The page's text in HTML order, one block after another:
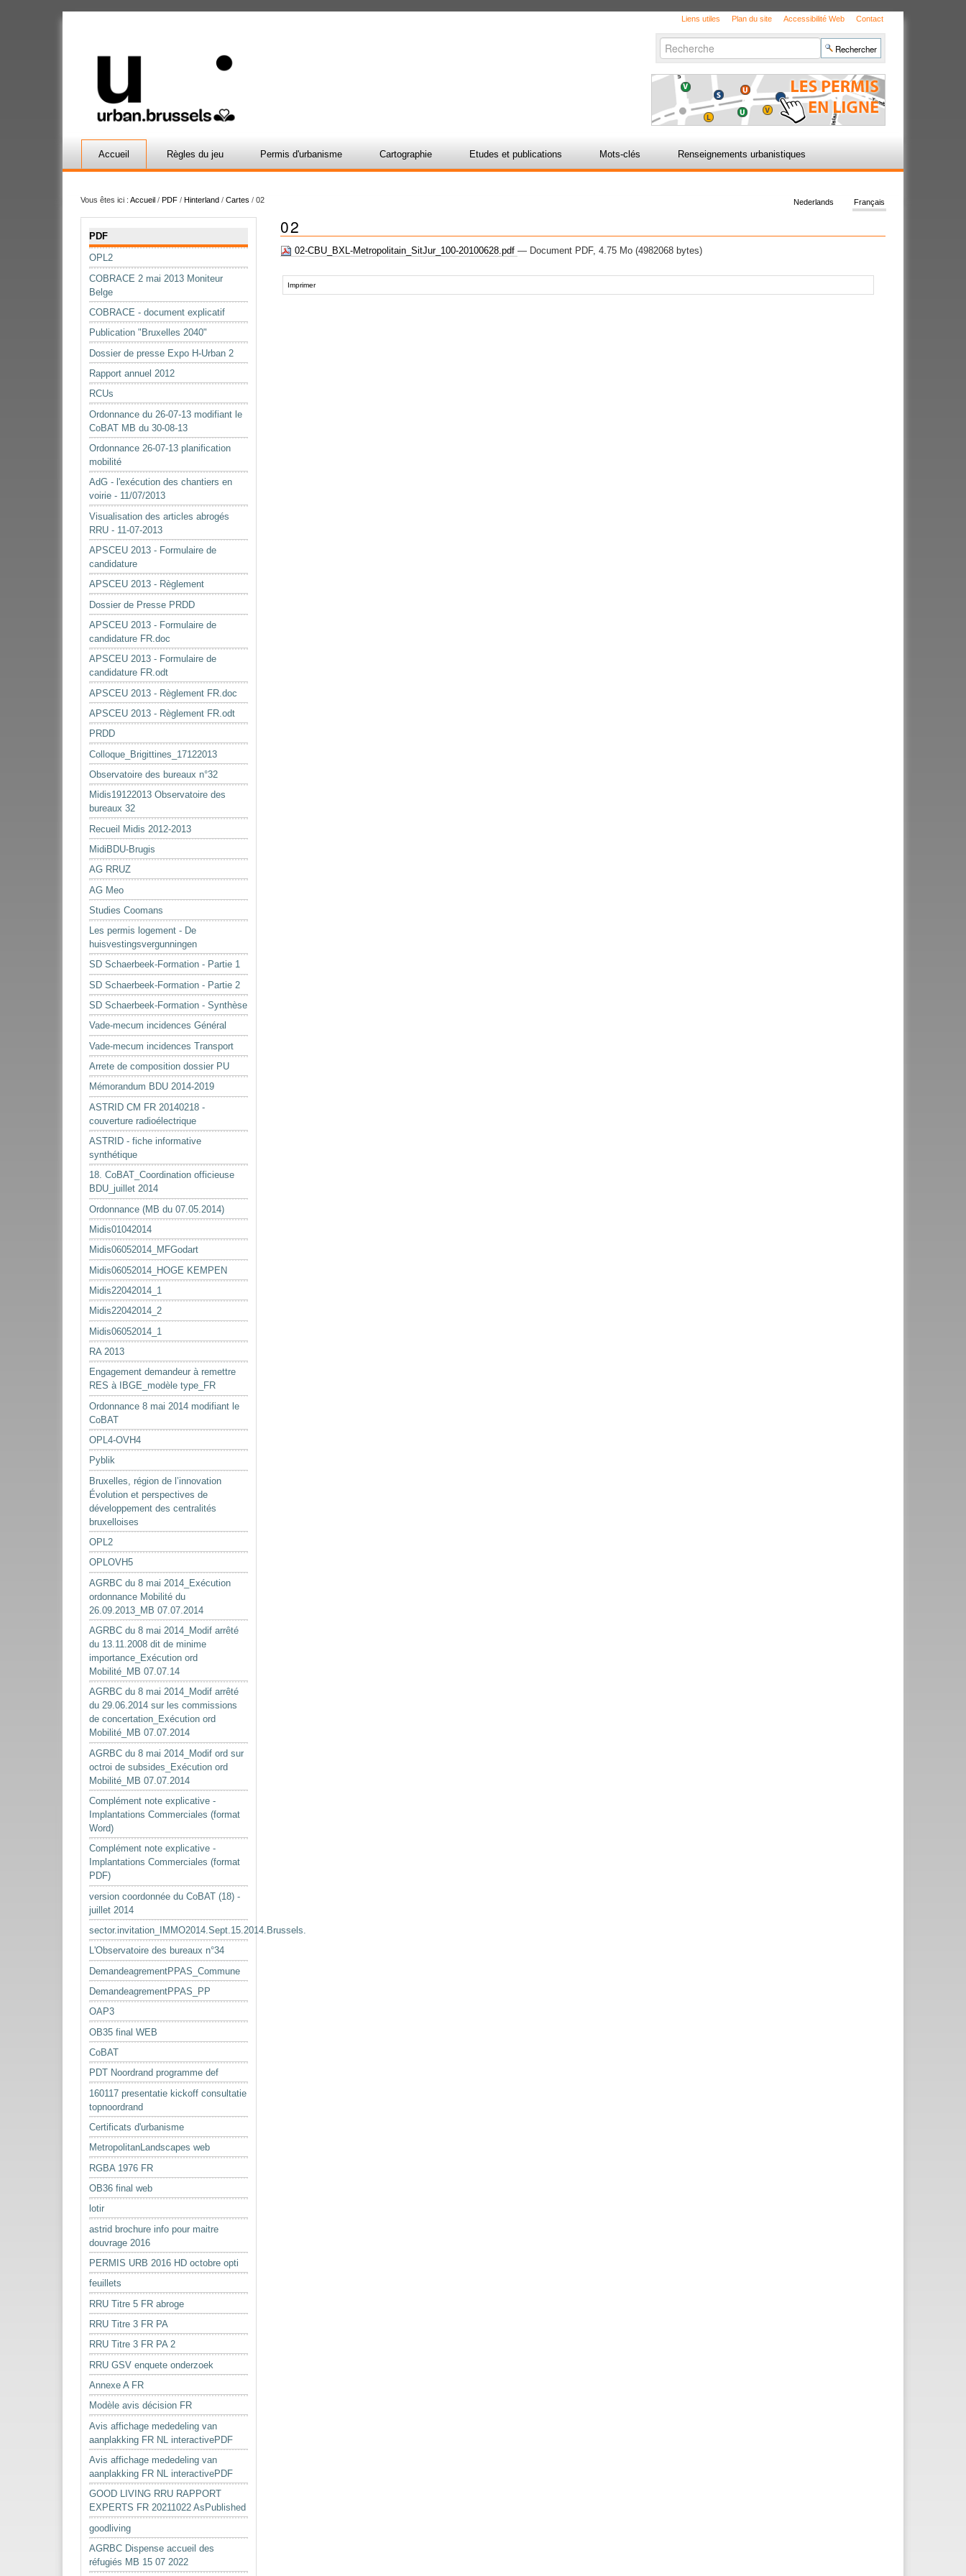
Liens utiles Plan du site Accessibilité Web Contact
Chercher par
avancée…
Accueil Règles du jeu Permis d'urbanisme Cartographie Etudes et publications Mots-clés Renseignements urbanistiques
Vous êtes ici : Accueil / PDF / Hinterland / Cartes / 02 Français
Nederlands
PDF
OPL2
COBRACE 2 mai 2013 Moniteur
Belge
COBRACE - document explicatif
Publication "Bruxelles 2040"
Dossier de presse Expo H-Urban 2
Rapport annuel 2012
RCUs
Ordonnance du 26-07-13 modifiant le
CoBAT MB du 30-08-13
Ordonnance 26-07-13 planification
mobilité
AdG - l'exécution des chantiers en
voirie - 11/07/2013
Visualisation des articles abrogés
RRU - 11-07-2013
APSCEU 2013 - Formulaire de
candidature
APSCEU 2013 - Règlement
Dossier de Presse PRDD
APSCEU 2013 - Formulaire de
candidature FR.doc
APSCEU 2013 - Formulaire de
candidature FR.odt
APSCEU 2013 - Règlement FR.doc
APSCEU 2013 - Règlement FR.odt
PRDD
Colloque_Brigittines_17122013
Observatoire des bureaux n°32
Midis19122013 Observatoire des
bureaux 32
Recueil Midis 2012-2013
MidiBDU-Brugis
AG RRUZ
AG Meo
Studies Coomans
Les permis logement - De
huisvestingsvergunningen
SD Schaerbeek-Formation - Partie 1
SD Schaerbeek-Formation - Partie 2
SD Schaerbeek-Formation - Synthèse
Vade-mecum incidences Général
Vade-mecum incidences Transport
Arrete de composition dossier PU
Mémorandum BDU 2014-2019
ASTRID CM FR 20140218 -
couverture radioélectrique
ASTRID - fiche informative
synthétique
18. CoBAT_Coordination officieuse
BDU_juillet 2014
Ordonnance (MB du 07.05.2014)
Midis01042014
Midis06052014_MFGodart
Midis06052014_HOGE KEMPEN
Midis22042014_1
Midis22042014_2
Midis06052014_1
RA 2013
Engagement demandeur à remettre
RES à IBGE_modèle type_FR
Ordonnance 8 mai 2014 modifiant le
CoBAT
OPL4-OVH4
Pyblik
Bruxelles, région de l’innovation
Évolution et perspectives de
développement des centralités
bruxelloises
OPL2
OPLOVH5
AGRBC du 8 mai 2014_Exécution
ordonnance Mobilité du
26.09.2013_MB 07.07.2014
AGRBC du 8 mai 2014_Modif arrêté
du 13.11.2008 dit de minime
importance_Exécution ord
Mobilité_MB 07.07.14
AGRBC du 8 mai 2014_Modif arrêté
du 29.06.2014 sur les commissions
de concertation_Exécution ord
Mobilité_MB 07.07.2014
AGRBC du 8 mai 2014_Modif ord sur
octroi de subsides_Exécution ord
Mobilité_MB 07.07.2014
Complément note explicative -
Implantations Commerciales (format
Word)
Complément note explicative -
Implantations Commerciales (format
PDF)
version coordonnée du CoBAT (18) -
juillet 2014
sector.invitation_IMMO2014.Sept.15.2014.Brussels.
L'Observatoire des bureaux n°34
DemandeagrementPPAS_Commune
DemandeagrementPPAS_PP
OAP3
OB35 final WEB
CoBAT
PDT Noordrand programme def
160117 presentatie kickoff consultatie
topnoordrand
Certificats d'urbanisme
MetropolitanLandscapes web
RGBA 1976 FR
OB36 final web
lotir
astrid brochure info pour maitre
douvrage 2016
PERMIS URB 2016 HD octobre opti
feuillets
RRU Titre 5 FR abroge
RRU Titre 3 FR PA
RRU Titre 3 FR PA 2
RRU GSV enquete onderzoek
Annexe A FR
Modèle avis décision FR
Avis affichage mededeling van
aanplakking FR NL interactivePDF
Avis affichage mededeling van
aanplakking FR NL interactivePDF
GOOD LIVING RRU RAPPORT
EXPERTS FR 20211022 AsPublished
goodliving
AGRBC Dispense accueil des
réfugiés MB 15 07 2022
02
02-CBU_BXL-Metropolitain_SitJur_100-20100628.pdf— Document PDF, 4.75 Mo (4982068 bytes)
surImprimer